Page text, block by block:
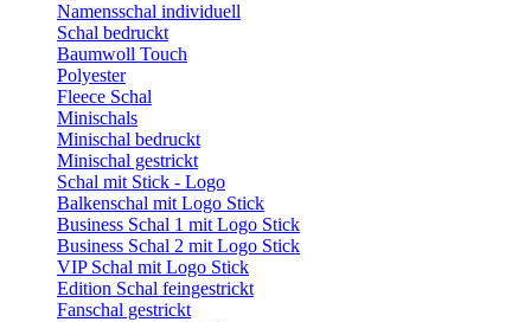
Namensschal individuell
Schal bedruckt
Baumwoll Touch
Polyester
Fleece Schal
Minischals
Minischal bedruckt
Minischal gestrickt
Schal mit Stick - Logo
Balkenschal mit Logo Stick
Business Schal 1 mit Logo Stick
Business Schal 2 mit Logo Stick
VIP Schal mit Logo Stick
Edition Schal feingestrickt
Fanschal gestrickt